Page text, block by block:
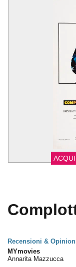
Recensioni &
MYmovies
Annarita Mazzucca